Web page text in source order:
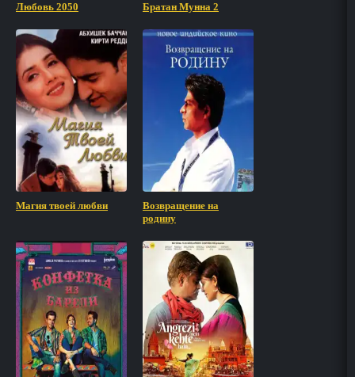
Любовь 2050 Братан Мунна 2
Магия твоей любви
Возвращение на
родину